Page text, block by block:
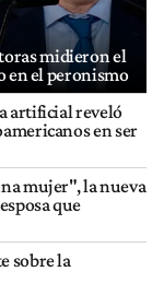
midieron el
en el peronismo
artificial reveló
en ser
mujer", la nueva
que
sobre la